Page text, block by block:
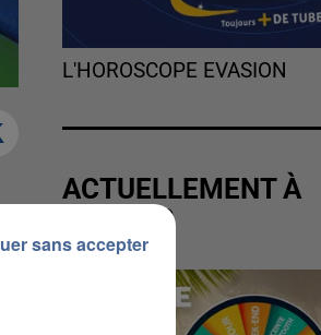
L'HOROSCOPE EVASION
ACTUELLEMENT À
GAGNER
sans accepter